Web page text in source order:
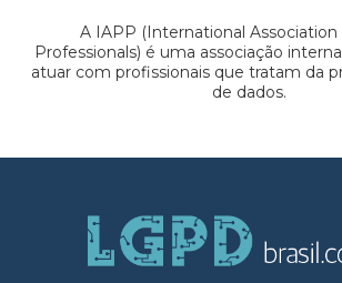
A IAPP (International Association
Professionals) é uma associação
atuar com profissionais que tratam da
de dados.